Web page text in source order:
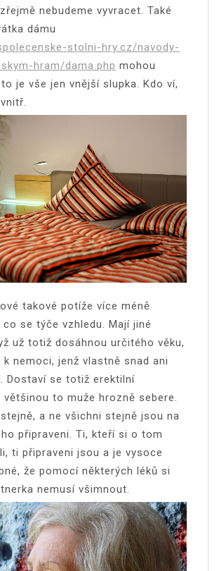
nebudeme vyvracet. Také
dámu
stolni-hry.cz/navody-
hram/dama.php mohou
je vše jen vnější slupka. Kdo ví,
takové potíže více méně
co se týče vzhledu. Mají jiné
už totiž dosáhnou určitého věku,
k nemoci, jenž vlastně snad ani
Dostaví se totiž erektilní
to muže hrozně sebere.
a ne všichni stejně jsou na
připraveni. Ti, kteří si o tom
ti připraveni jsou a je vysoce
že pomocí některých léků si
nemusí všimnout.